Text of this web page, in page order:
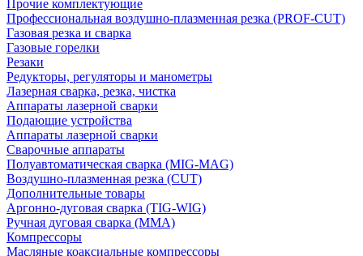
Прочие комплектующие
Профессиональная воздушно-плазменная резка (PROF-CUT)
Газовая резка и сварка
Газовые горелки
Резаки
Редукторы, регуляторы и манометры
Лазерная сварка, резка, чистка
Аппараты лазерной сварки
Подающие устройства
Аппараты лазерной сварки
Сварочные аппараты
Полуавтоматическая сварка (MIG-MAG)
Воздушно-плазменная резка (CUT)
Дополнительные товары
Аргонно-дуговая сварка (TIG-WIG)
Ручная дуговая сварка (MMA)
Компрессоры
Масляные коаксиальные компрессоры